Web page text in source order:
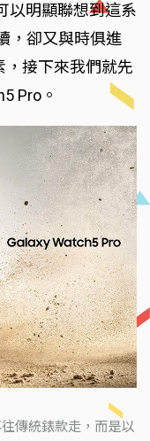
以明顯聯想到這系
，卻又與時俱進
接下來我們就先
Pro。
傳統錶款走，而是以